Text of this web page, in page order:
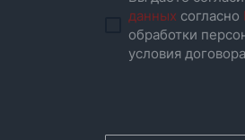
данных согласно
обработки
условия